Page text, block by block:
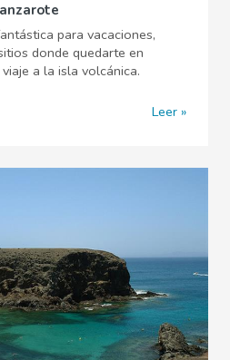
para vacaciones,
donde quedarte en
a la isla volcánica.
Leer